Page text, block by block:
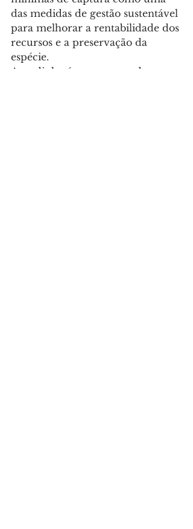
das medidas de gestão sustentável
para melhorar a rentabilidade dos
recursos e a preservação da
espécie.
A sardinha é um recurso de